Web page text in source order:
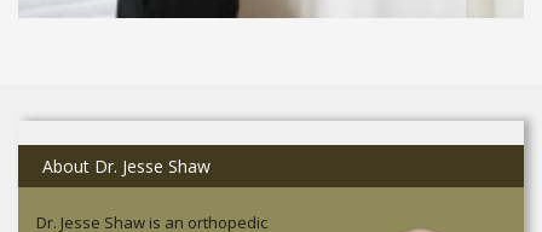
About Dr. Jesse Shaw
Dr. Jesse Shaw is an orthopedic